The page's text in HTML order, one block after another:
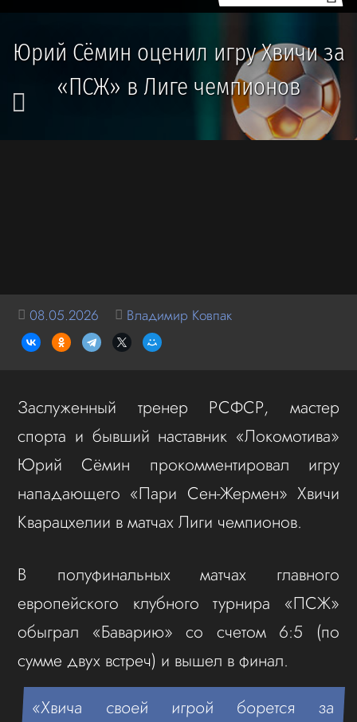
Юрий Сёмин оценил игру Хвичи за
«ПСЖ» в Лиге чемпионов
08.05.2026 Владимир Ковпак
Заслуженный тренер РСФСР, мастер
спорта и бывший наставник «Локомотива»
Юрий Сёмин прокомментировал игру
нападающего «Пари Сен-Жермен» Хвичи
Кварацхелии в матчах Лиги чемпионов.
В полуфинальных матчах главного
европейского клубного турнира «ПСЖ»
обыграл «Баварию» со счетом 6:5 (по
сумме двух встреч) и вышел в финал.
«Хвича своей игрой борется за